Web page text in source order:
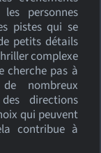
personnes
pistes qui se
petits détails
complexe
cherche pas à
nombreux
directions
qui peuvent
contribue à